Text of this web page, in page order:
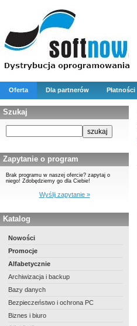
Oferta Dla partnerów Płatności
Szukaj
Zapytanie o program
Brak programu w naszej ofercie? zapytaj o
niego! Zdobędziemy go dla Ciebie!
Wyślij zapytanie »
Katalog
Nowości
Promocje
Alfabetycznie
Archiwizacja i backup
Bazy danych
Bezpieczeństwo i ochrona PC
Biznes i biuro